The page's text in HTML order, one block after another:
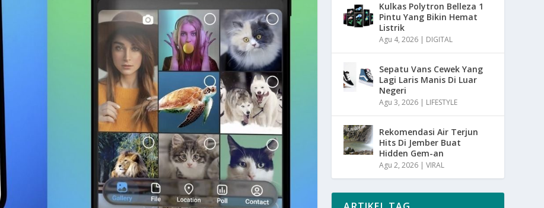
Kulkas Polytron Belleza 1
Pintu Yang Bikin Hemat
Listrik
Agu 4, 2026 | DIGITAL
Sepatu Vans Cewek Yang
Lagi Laris Manis Di Luar
Negeri
Agu 3, 2026 | LIFESTYLE
Rekomendasi Air Terjun
Hits Di Jember Buat
Hidden Gem-an
Agu 2, 2026 |VIRAL